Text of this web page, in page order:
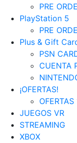
PRE
PlayStation 5
PRE
Plus & Gift
PSN
CUENTA
¡OFERTAS!
JUEGOS VR
STREAMING
XBOX